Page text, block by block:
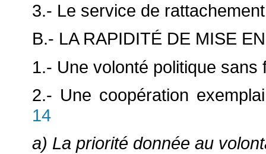
3.- Le service de rattachement
B.- LA RAPIDITÉ DE MISE
1.- Une volonté politique sans
2.- Une coopération
14
a) La priorité donnée au